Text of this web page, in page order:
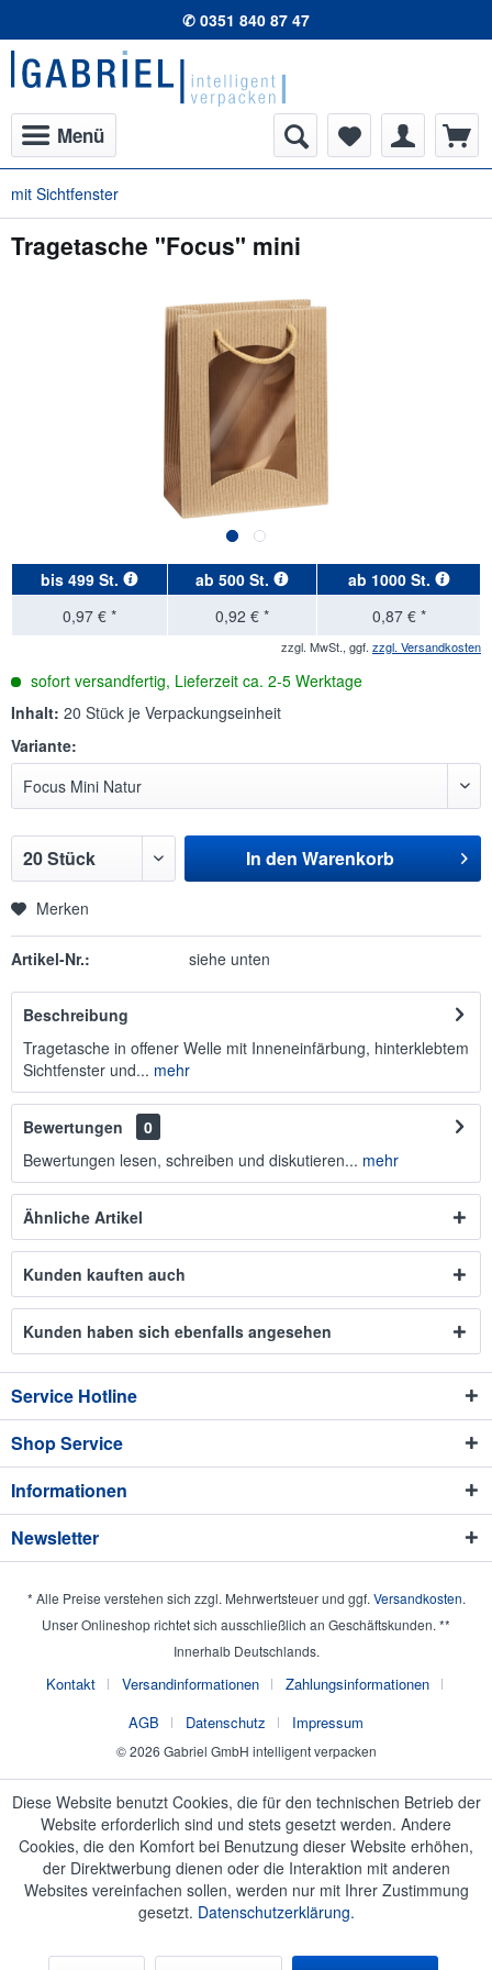
✆ 0351 840 87 47
Menü
mit Sichtfenster
Tragetasche "Focus" mini
bis 499 St. ab 500 St. ab 1000 St.
0,97 € *
0,92 € * 0,87 € *
zzgl. MwSt., ggf. zzgl. Versandkosten
sofort versandfertig, Lieferzeit ca. 2-5 Werktage
Inhalt: 20 Stück je Verpackungseinheit
Variante:
In den Warenkorb
Merken
Artikel-Nr.: siehe unten
Beschreibung
Tragetasche in offener Welle mit Inneneinfärbung, hinterklebtem
Sichtfenster und... mehr
Bewertungen
0
Bewertungen lesen, schreiben und diskutieren... mehr
Ähnliche Artikel
Kunden kauften auch
Kunden haben sich ebenfalls angesehen
Service Hotline
Shop Service
Informationen
Newsletter
* Alle Preise verstehen sich zzgl. Mehrwertsteuer und ggf. Versandkosten.
Unser Onlineshop richtet sich ausschließlich an Geschäftskunden. **
Innerhalb Deutschlands.
Kontakt Versandinformationen
Zahlungsinformationen
AGB
Datenschutz Impressum
© 2026 Gabriel GmbH intelligent verpacken
Diese Website benutzt Cookies, die für den technischen Betrieb der
Website erforderlich sind und stets gesetzt werden. Andere
Cookies, die den Komfort bei Benutzung dieser Website erhöhen,
der Direktwerbung dienen oder die Interaktion mit anderen
Websites vereinfachen sollen, werden nur mit Ihrer Zustimmung
gesetzt. Datenschutzerklärung.